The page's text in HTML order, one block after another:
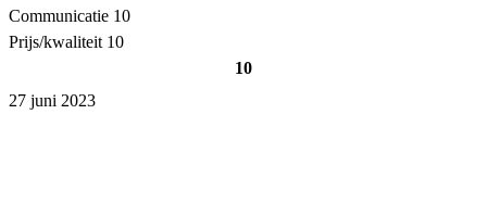
Communicatie 10
Prijs/kwaliteit 10
10
27 juni 2023